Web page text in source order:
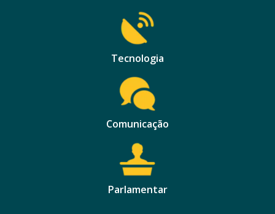
Tecnologia
Comunicação
Parlamentar